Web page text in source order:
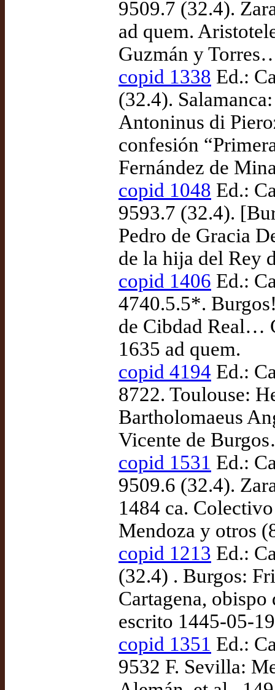
9509.7 (32.4).
ad quem.
Guzmán y
copid 1338 Ed.:
(32.4).
Antoninus di
confesión
Fernández de
copid 1048 Ed.:
9593.7 (32.4).
Pedro de Gracia
de la hija del Rey
copid 1406 Ed.:
4740.5.5*.
de Cibdad Real…
1635 ad quem.
copid 4194 Ed.:
8722. Toulouse:
Bartholomaeus
Vicente de
copid 1531 Ed.:
9509.6 (32.4).
1484 ca.
Mendoza y otros
copid 1213 Ed.:
(32.4) . Burgos:
Cartagena,
escrito 1445-05-
copid 1351 Ed.:
9532 F. Sevilla: